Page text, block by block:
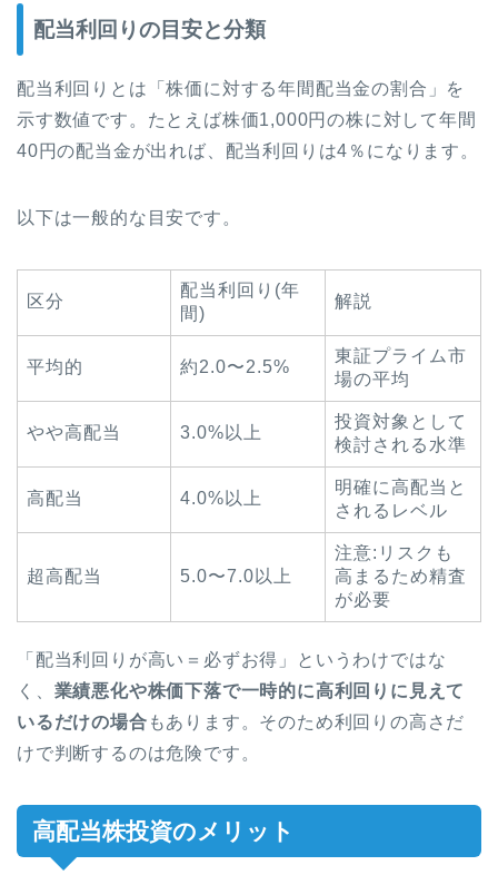
配当利回りの目安と分類
配当利回りとは「株価に対する年間配当金の割合」を
示す数値です。たとえば株価1,000円の株に対して年間
40円の配当金が出れば、配当利回りは4％になります。
以下は一般的な目安です。
区分
配当利回り(年
間)
解説
平均的 約2.0〜2.5%
東証プライム市
場の平均
やや高配当 3.0%以上
投資対象として
検討される水準
高配当 4.0%以上
明確に高配当と
されるレベル
超高配当 5.0〜7.0以上
注意:リスクも
高まるため精査
が必要
「配当利回りが高い＝必ずお得」というわけではな
く、 業績悪化や株価下落で一時的に高利回りに見えて
いるだけの場合 もあります。そのため利回りの高さだ
けで判断するのは危険です。
高配当株投資のメリット